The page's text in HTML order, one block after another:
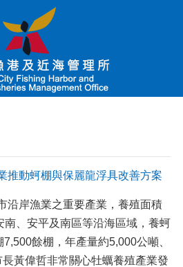
推動蚵棚與保麗龍浮具改善方案
沿岸漁業之重要產業，養殖面積
南、安平及南區等沿海區域，養蚵
餘棚，年產量約5,000公噸、
黃偉哲非常關心牡蠣養殖產業發